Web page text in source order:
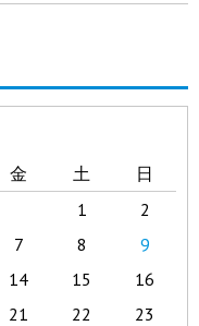
金 土
日
1
2
7 8
9
14 15
16
21 22
23